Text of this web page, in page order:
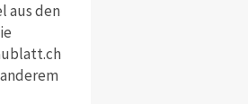
aus den